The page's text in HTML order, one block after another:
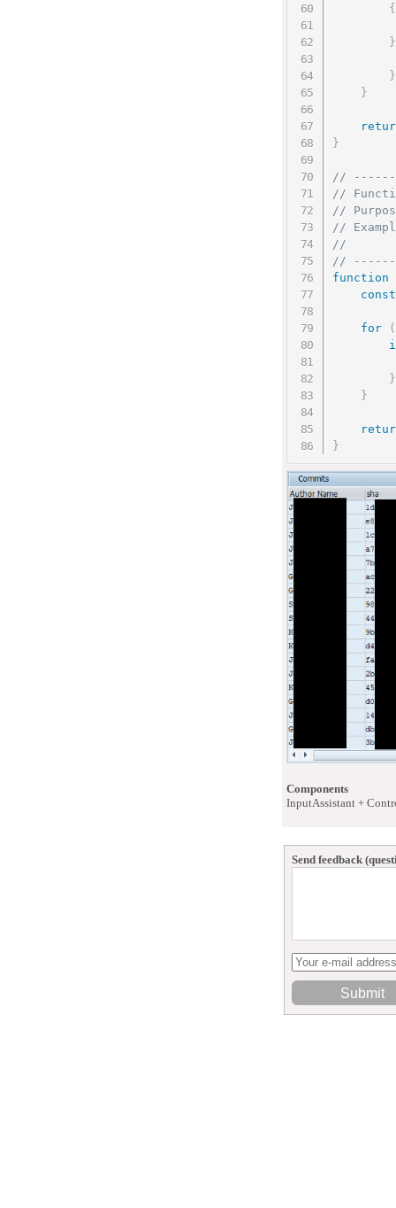
{
}
}
}
}
//
//
//
//
//
//
function
const
for (
}
}
}
Components
InputAssistant +